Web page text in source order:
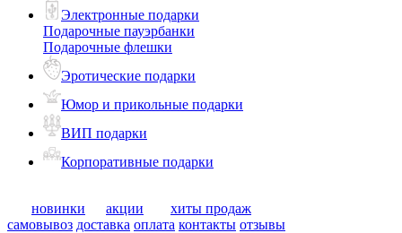
Электронные подарки
Подарочные пауэрбанки
Подарочные флешки
Эротические подарки
Юмор и прикольные подарки
ВИП подарки
Корпоративные подарки
новинки акции
хиты продаж
самовывоз доставка оплата контакты отзывы